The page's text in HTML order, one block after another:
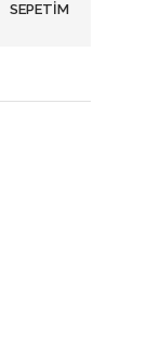
SEPETIM